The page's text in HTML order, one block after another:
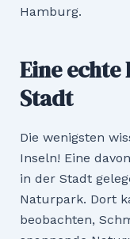
Hamburg.
Eine
Stadt
Die wenigsten
Inseln! Eine
in der Stadt
Naturpark. Dort
beobachten,